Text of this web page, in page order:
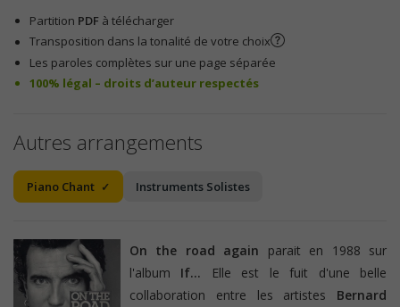
Partition PDF à télécharger
Transposition dans la tonalité de votre choix
Les paroles complètes sur une page séparée
100% légal – droits d’auteur respectés
Autres arrangements
Piano Chant Instruments Solistes
On the road again parait en 1988 sur
l'album If...
Elle est le fuit d'une belle
collaboration entre les artistes Bernard